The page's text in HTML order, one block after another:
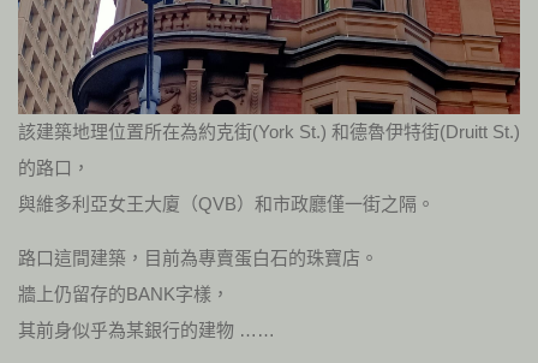
該建築地理位置所在為約克街(York St.) 和德魯伊特街(Druitt St.)
的路口，
與維多利亞女王大廈（QVB）和市政廳僅一街之隔。
路口這間建築，目前為專賣蛋白石的珠寶店。
牆上仍留存的BANK字樣，
其前身似乎為某銀行的建物 ……